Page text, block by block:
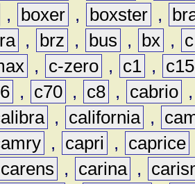
, boxer , boxster ,
, brz , bus , bx ,
c
, c-zero , c1 ,
c15
, c70 , c8 , cabrio
, california ,
, capri , caprice
carens , carina ,